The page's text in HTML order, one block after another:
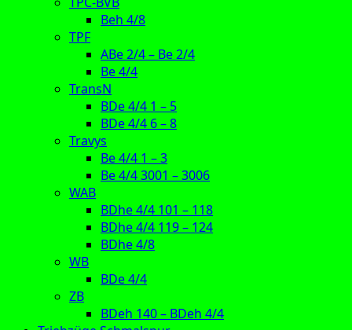
Beh 4/8
TPF
ABe 2/4 – Be 2/4
Be 4/4
TransN
BDe 4/4 1 – 5
BDe 4/4 6 – 8
Travys
Be 4/4 1 – 3
Be 4/4 3001 – 3006
WAB
BDhe 4/4 101 – 118
BDhe 4/4 119 – 124
BDhe 4/8
WB
BDe 4/4
ZB
BDeh 140 – BDeh 4/4